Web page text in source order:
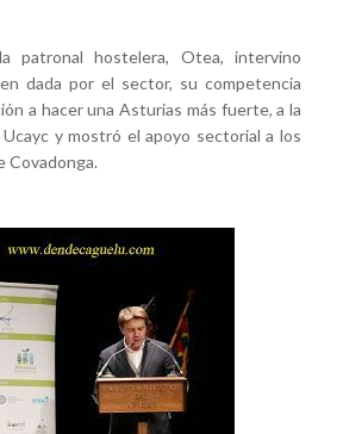
patronal hostelera, Otea, intervino
dada por el sector, su competencia
a hacer una Asturias más fuerte, a la
y mostró el apoyo sectorial a los
Covadonga.